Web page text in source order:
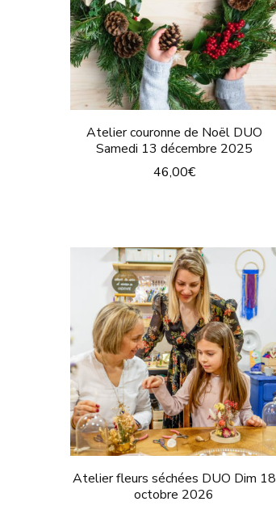
Atelier couronne de Noël DUO
Samedi 13 décembre 2025
46,00€
Atelier fleurs séchées DUO Dim 18
octobre 2026